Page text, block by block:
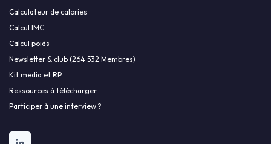
Calculateur de calories
Calcul IMC
Calcul poids
Newsletter & club (264 532 Membres)
Kit media et RP
Ressources à télécharger
Participer à une interview ?